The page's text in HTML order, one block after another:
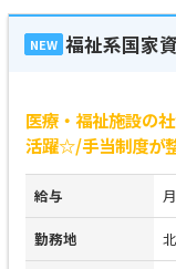
NEW 福祉系国家
医療・福祉施設の
活躍☆/手当制度が
給与
勤務地